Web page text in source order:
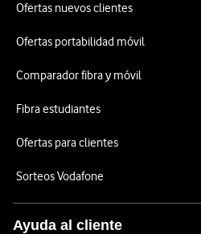
Ofertas nuevos clientes
Ofertas portabilidad móvil
Comparador fibra y móvil
Fibra estudiantes
Ofertas para clientes
Sorteos Vodafone
Ayuda al cliente